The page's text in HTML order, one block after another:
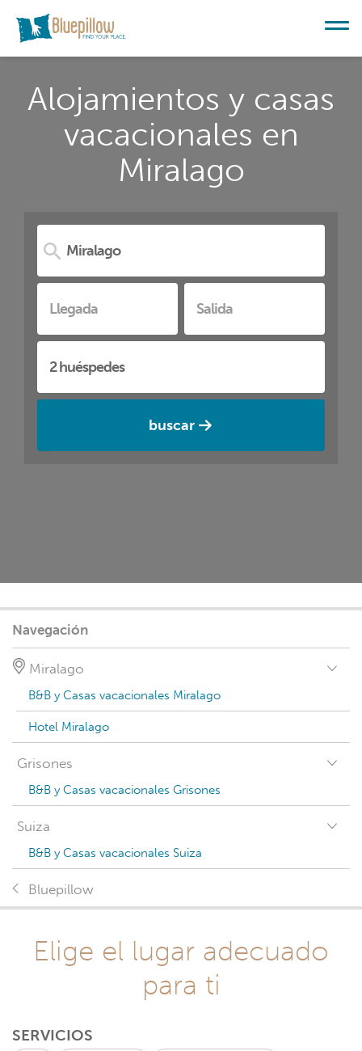
Alojamientos y casas
vacacionales en
Miralago
buscar
Navegación
Miralago
B&B y Casas vacacionales Miralago
Hotel Miralago
Grisones
B&B y Casas vacacionales Grisones
Suiza
B&B y Casas vacacionales Suiza
Bluepillow
Elige el lugar adecuado
para ti
SERVICIOS